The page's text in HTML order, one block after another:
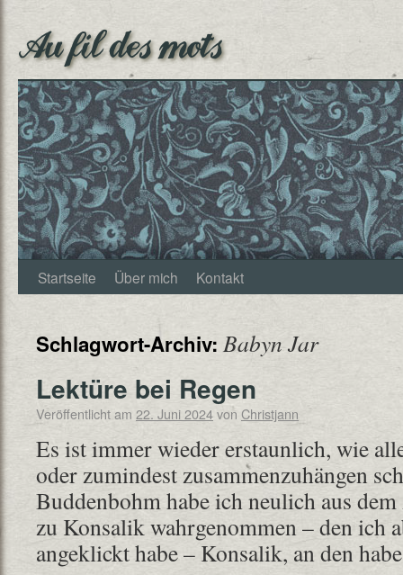
Au fil des mots
Startseite Über mich Kontakt
Schlagwort-Archiv: Babyn Jar
Lektüre bei Regen
Veröffentlicht am 22. Juni 2024von Christjann
Es ist immer wieder erstaunlich, wie
oder zumindest zusammenzuhängen
Buddenbohm habe ich neulich aus
zu Konsalik wahrgenommen – den ich
angeklickt habe – Konsalik, an den